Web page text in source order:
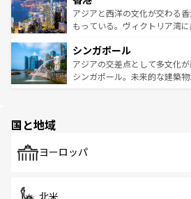
ひ現地で味わいたい。どの地
が旅行者を迎えてくれるので
参照してほしい。
帯で自然と触れ合い、南部で
いビーチでリゾート気分を楽
激する。気候は一年中温暖で、
が待っている。親しみやすい
た文化、そして多様な観光資
アジアと西洋の文化が交わる
もっている。ヴィクトリア湾
み、どこを訪れても感動するは
ており、効率よく見どころを
うな絶景から文化的な体験ま
シンガポール
アジアの交差点として多文化
シンガポール。未来的な建築
で、ホーカーズは地元の風情を
国と地域
ヨーロッパ